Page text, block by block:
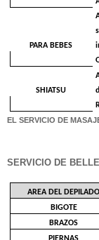
PARA BEBES
SHIATSU
EL SERVICIO DE
SERVICIO DE
AREA DEL DEPILADO
BIGOTE
BRAZOS